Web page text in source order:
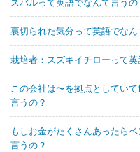
裏切られた気分って英語でなん
栽培者：スズキイチローって
この会社は〜を拠点としてい
言うの？
もしお金がたくさんあったら
言うの？